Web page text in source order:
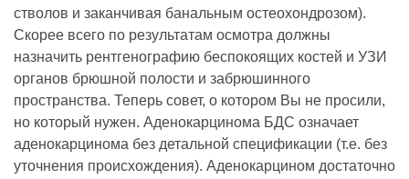
стволов и заканчивая банальным остеохондрозом).
Скорее всего по результатам осмотра должны
назначить рентгенографию беспокоящих костей и УЗИ
органов брюшной полости и забрюшинного
пространства. Теперь совет, о котором Вы не просили,
но который нужен. Аденокарцинома БДС означает
аденокарцинома без детальной спецификации (т.е. без
уточнения происхождения). Аденокарцином достаточно